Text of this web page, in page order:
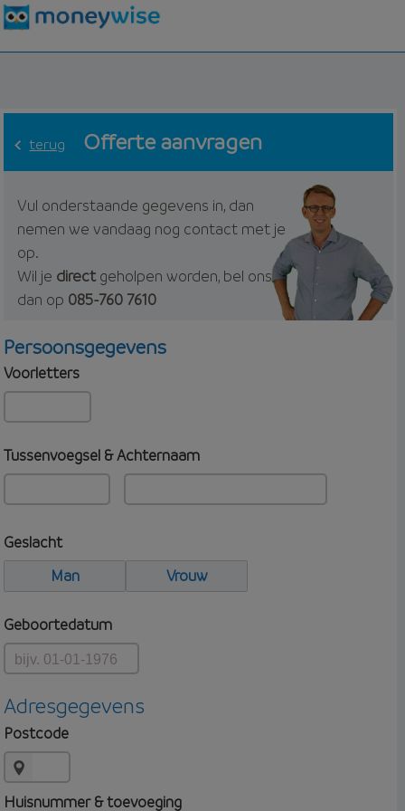
terug Offerte aanvragen
Vul onderstaande gegevens in, dan
nemen we vandaag nog contact met je
op.
Wil je directgeholpen worden, bel ons
dan op 085-760 7610
Persoonsgegevens
Voorletters
Tussenvoegsel & Achternaam
Geslacht
Man
Vrouw
Geboortedatum
Adresgegevens
Postcode
Huisnummer & toevoeging